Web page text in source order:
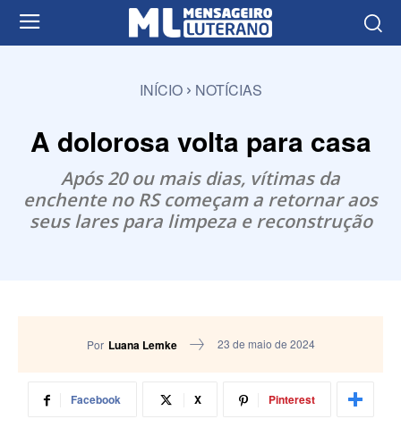
INÍCIO NOTÍCIAS
A dolorosa volta para casa
Após 20 ou mais dias, vítimas da
enchente no RS começam a retornar aos
seus lares para limpeza e reconstrução
Por Luana Lemke 23 de maio de 2024
Facebook X Pinterest